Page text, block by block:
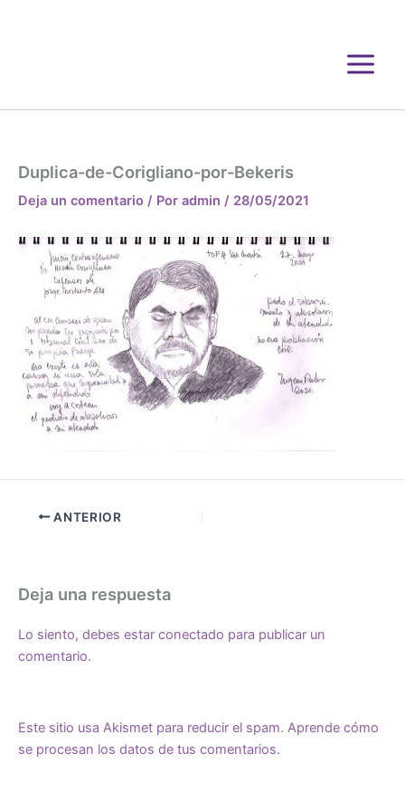
Duplica-de-Corigliano-por-Bekeris
Deja un comentario / Por admin / 28/05/2021
ANTERIOR
Deja una respuesta
Lo siento, debes estar conectado para publicar un
comentario.
Este sitio usa Akismet para reducir el spam. Aprende cómo
se procesan los datos de tus comentarios.